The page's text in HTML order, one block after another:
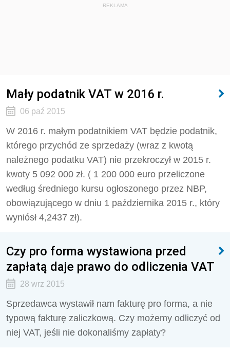
REKLAMA
Mały podatnik VAT w 2016 r.
06 paź 2015
W 2016 r. małym podatnikiem VAT będzie podatnik,
którego przychód ze sprzedaży (wraz z kwotą
należnego podatku VAT) nie przekroczył w 2015 r.
kwoty 5 092 000 zł. ( 1 200 000 euro przeliczone
według średniego kursu ogłoszonego przez NBP,
obowiązującego w dniu 1 października 2015 r., który
wyniósł 4,2437 zł).
Czy pro forma wystawiona przed
zapłatą daje prawo do odliczenia VAT
28 wrz 2015
Sprzedawca wystawił nam fakturę pro forma, a nie
typową fakturę zaliczkową. Czy możemy odliczyć od
niej VAT, jeśli nie dokonaliśmy zapłaty?